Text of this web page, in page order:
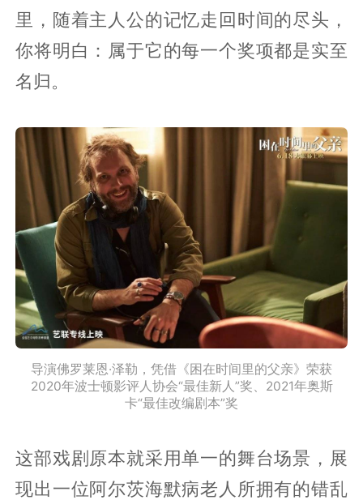
里，随着主人公的记忆走回时间的尽头，
你将明白：属于它的每一个奖项都是实至
名归。
导演佛罗莱恩·泽勒，凭借《困在时间里的父亲》荣获
2020年波士顿影评人协会“最佳新人”奖、2021年奥斯
卡“最佳改编剧本”奖
这部戏剧原本就采用单一的舞台场景，展
现出一位阿尔茨海默病老人所拥有的错乱